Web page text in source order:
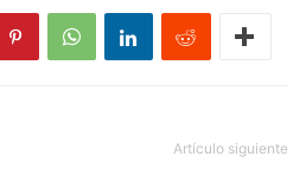
Artículo siguiente